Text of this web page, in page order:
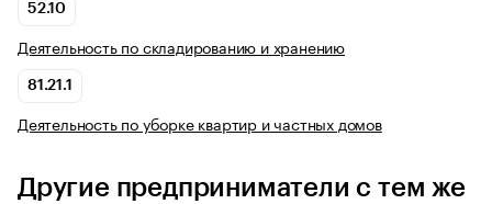
52.10
Деятельность по складированию и хранению
81.21.1
Деятельность по уборке квартир и частных домов
Другие предприниматели с тем же